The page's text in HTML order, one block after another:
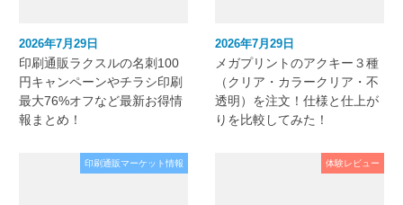
2026年7月29日
印刷通販ラクスルの名刺100
円キャンペーンやチラシ印刷
最大76%オフなど最新お得情
報まとめ！
2026年7月29日
メガプリントのアクキー３種
（クリア・カラークリア・不
透明）を注文！仕様と仕上が
りを比較してみた！
印刷通販マーケット情報 体験レビュー